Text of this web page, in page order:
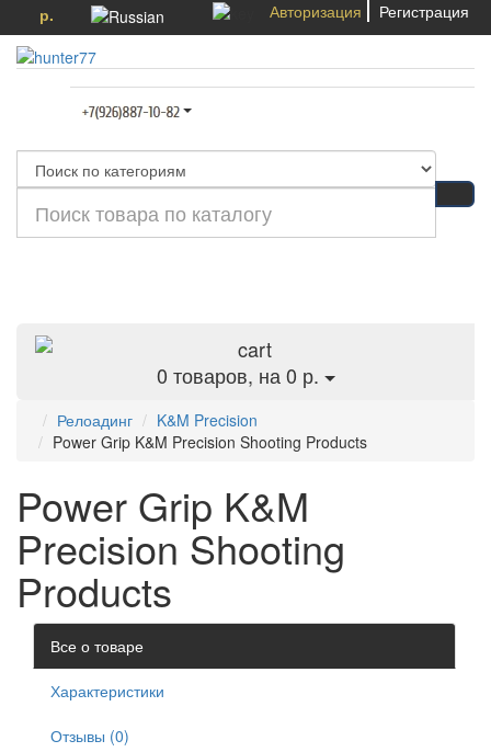
р. Авторизация Регистрация
0 товаров, на 0 р.
Релоадинг
K&M Precision
Power Grip K&M Precision Shooting Products
Power Grip K&M
Precision Shooting
Products
Все о товаре
Характеристики
Отзывы (0)